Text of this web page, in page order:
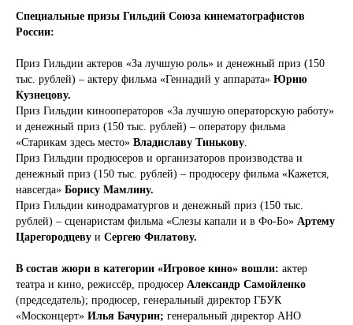
Специальные призы Гильдий Союза кинематографистов
России:
Приз Гильдии актеров «За лучшую роль» и денежный приз (150
тыс. рублей) – актеру фильма «Геннадий у аппарата» Юрию
Кузнецову.
Приз Гильдии кинооператоров «За лучшую операторскую работу»
и денежный приз (150 тыс. рублей) – оператору фильма
«Старикам здесь место» Владиславу Тинькову.
Приз Гильдии продюсеров и организаторов производства и
денежный приз (150 тыс. рублей) – продюсеру фильма «Кажется,
навсегда» Борису Мамлину.
Приз Гильдии кинодраматургов и денежный приз (150 тыс.
рублей) – сценаристам фильма «Слезы капали и в Фо-Бо» Артему
Царегородцеву и Сергею Филатову.
В состав жюри в категории «Игровое кино» вошли: актер
театра и кино, режиссёр, продюсер Александр Самойленко
(председатель); продюсер, генеральный директор ГБУК
«Москонцерт» Илья Бачурин; генеральный директор АНО